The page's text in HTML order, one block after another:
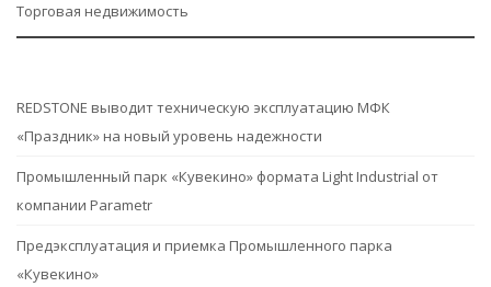
Торговая недвижимость
REDSTONE выводит техническую эксплуатацию МФК
«Праздник» на новый уровень надежности
Промышленный парк «Кувекино» формата Light Industrial от
компании Parametr
Предэксплуатация и приемка Промышленного парка
«Кувекино»